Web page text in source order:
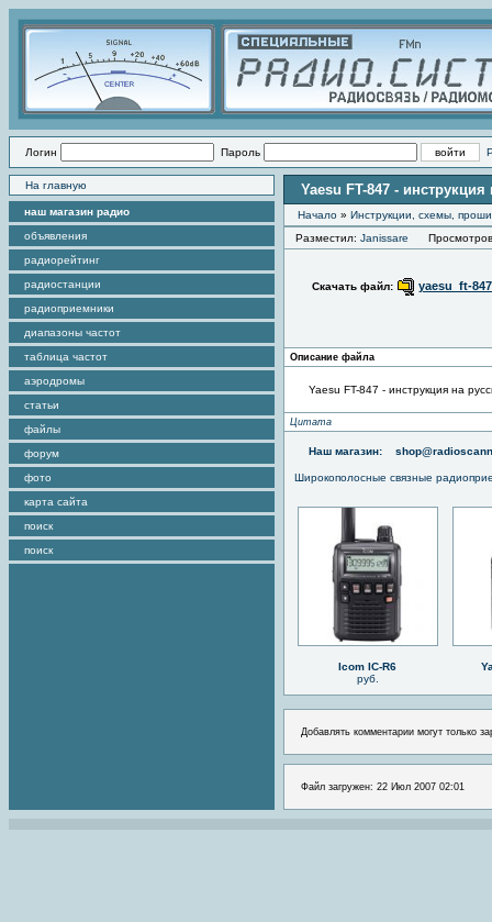
Логин Пароль
На главную
наш магазин радио
объявления
радиорейтинг
радиостанции
радиоприемники
диапазоны частот
таблица частот
аэродромы
статьи
файлы
форум
фото
карта сайта
поиск
поиск
Yaesu FT-847 -
Начало » Инструкции, схемы,
Разместил: Janissare Просмотров
Скачать файл: yaesu_ft-
Описание файла
Yaesu FT-847 - инструкция на
Цитата
Наш магазин:
Широкополосные связные
Icom IC-R6
руб.
Добавлять комментарии могут только
Файл загружен: 22 Июл 2007 02:01